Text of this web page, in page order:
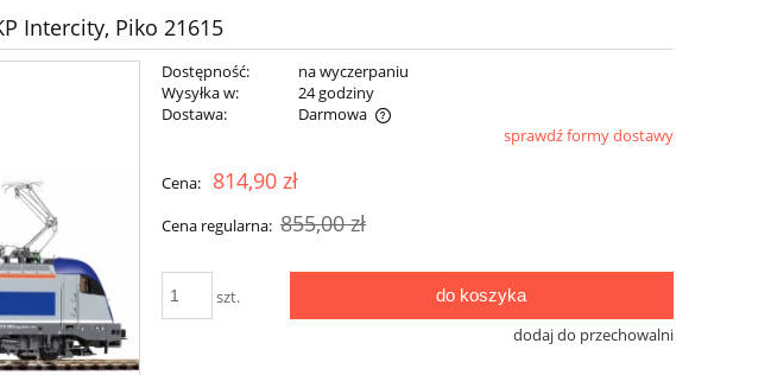
Intercity, Piko 21615
Dostępność:
na wyczerpaniu
Wysyłka w:
24 godziny
Dostawa:
Darmowa
sprawdź formy dostawy
Cena: 814,90 zł
Cena regularna: 855,00 zł
szt. do koszyka
dodaj do przechowalni